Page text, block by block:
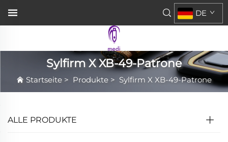
DE
Sylfirm X XB-49-Patrone
Startseite > Produkte > Sylfirm X XB-49-Patrone
ALLE PRODUKTE